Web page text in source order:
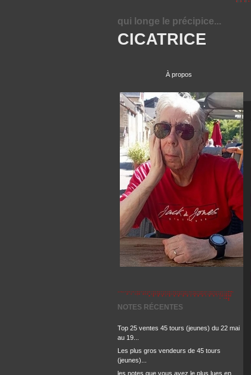
CICATRICE
qui longe le précipice...
À propos
NOTES RÉCENTES
Top 25 ventes 45 tours (jeunes) du 22 mai
au 19...
Les plus gros vendeurs de 45 tours
(jeunes)...
les notes que vous avez le plus lues en